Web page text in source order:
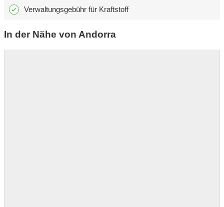
Verwaltungsgebühr für Kraftstoff
In der Nähe von Andorra